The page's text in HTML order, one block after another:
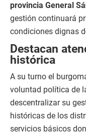
provincia General
gestión continuará
condiciones dignas
Destacan
histórica
A su turno el
voluntad política de
descentralizar su
históricas de los
servicios básicos